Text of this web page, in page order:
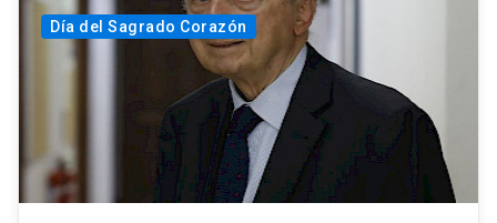
Día del Sagrado Corazón